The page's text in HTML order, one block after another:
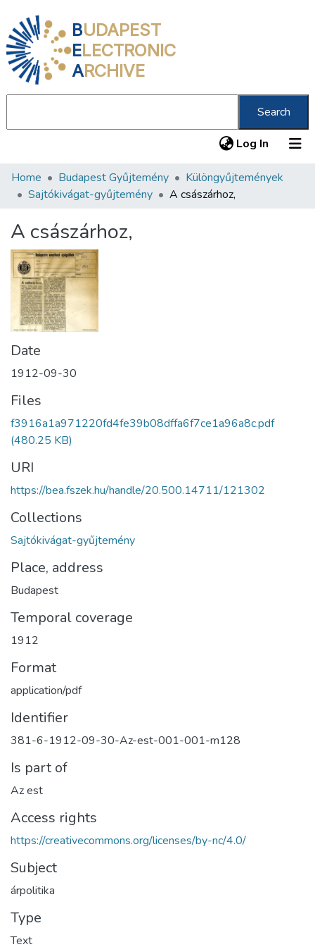
BUDAPEST
ELECTRONIC
ARCHIVE
Search
Log In (current)
Communities & Collections
Statistics
About us
Home Budapest Gyűjtemény
Különgyűjtemények
Sajtókivágat-gyűjtemény
A császárhoz,
A császárhoz,
Date
1912-09-30
Files
f3916a1a971220fd4fe39b08dffa6f7ce1a96a8c.pdf
(480.25 KB)
URI
https://bea.fszek.hu/handle/20.500.14711/121302
Collections
Sajtókivágat-gyűjtemény
Place, address
Budapest
Temporal coverage
1912
Format
application/pdf
Identifier
381-6-1912-09-30-Az-est-001-001-m128
Is part of
Az est
Access rights
https://creativecommons.org/licenses/by-nc/4.0/
Subject
árpolitika
Type
Text